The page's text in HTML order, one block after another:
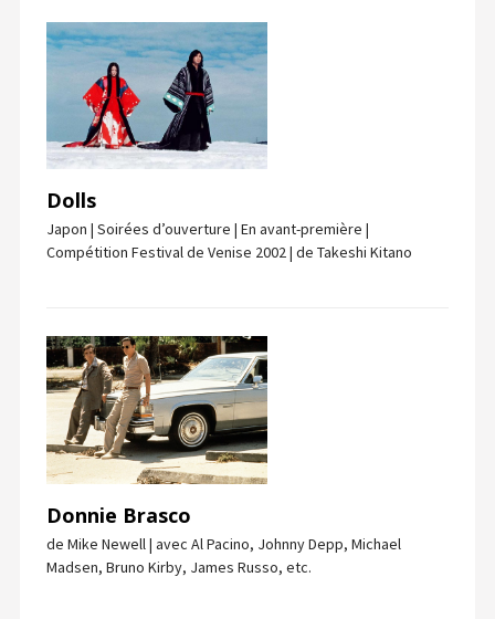
Dolls
Japon | Soirées d’ouverture | En avant-première |
Compétition Festival de Venise 2002 | de Takeshi Kitano
Donnie Brasco
de Mike Newell | avec Al Pacino, Johnny Depp, Michael
Madsen, Bruno Kirby, James Russo, etc.